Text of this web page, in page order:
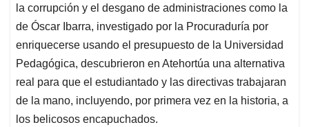
la corrupción y el desgano de administraciones como la
de Óscar Ibarra, investigado por la Procuraduría por
enriquecerse usando el presupuesto de la Universidad
Pedagógica, descubrieron en Atehortúa una alternativa
real para que el estudiantado y las directivas trabajaran
de la mano, incluyendo, por primera vez en la historia, a
los belicosos encapuchados.